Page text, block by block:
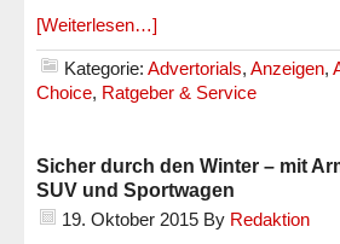
[Weiterlesen…]
Kategorie: Advertorials, Anzeigen,
Choice, Ratgeber & Service
Sicher durch den Winter – mit
SUV und Sportwagen
19. Oktober 2015 By Redaktion